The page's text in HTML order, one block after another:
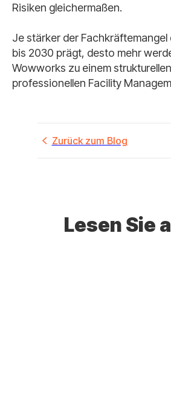
Risiken gleichermaßen.
Je stärker der
bis 2030 prägt, desto mehr
Wowworks zu einem
professionellen Facility
Zurück zum Blog
Lesen Sie